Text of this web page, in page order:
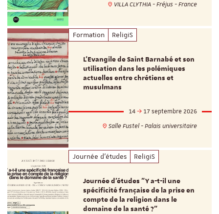
VILLA CLYTHIA - Fréjus - France
Formation ReligiS
L’Evangile de Saint Barnabé et son
utilisation dans les polémiques
actuelles entre chrétiens et
musulmans
14
17 septembre 2026
Salle Fustel - Palais universitaire
Journée d'études ReligiS
Journée d’études "Y a-t-il une
spécificité française de la prise en
compte de la religion dans le
domaine de la santé ?"